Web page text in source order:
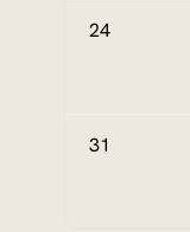
24
31